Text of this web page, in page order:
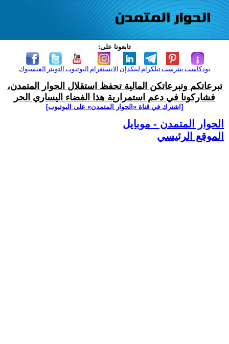
تابعونا على:
الفيسبوك التويتر اليوتيوب الانستغرام لينكدإن تيلكرامبنترست بودكاست
تبرعاتكم وتبرعاتكن المالية تحفظ استقلال الحوار المتمدن،
فشاركونا في دعم استمرارية هذا الفضاء اليساري الحر
[اشترك في قناة ‫«الحوار المتمدن» على اليوتيوب]
الحوار المتمدن - موبايل
الموقع الرئيسي